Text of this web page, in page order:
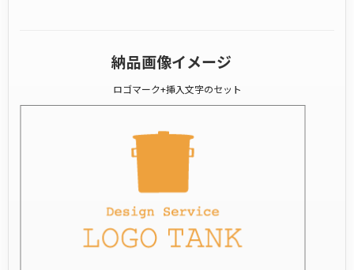
納品画像イメージ
ロゴマーク+挿入文字のセット